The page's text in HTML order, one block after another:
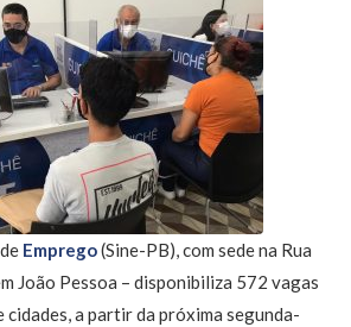
Emprego(Sine-PB), com sede na Rua
João Pessoa – disponibiliza 572 vagas
cidades, a partir da próxima segunda-